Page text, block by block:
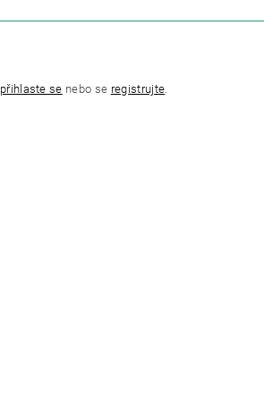
přihlaste se nebo se registrujte.